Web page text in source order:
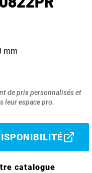
mm
de prix personnalisés et
leur espace pro.
catalogue